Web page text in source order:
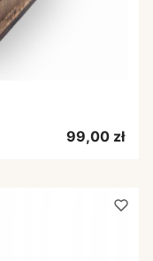
Cena
99,00 zł